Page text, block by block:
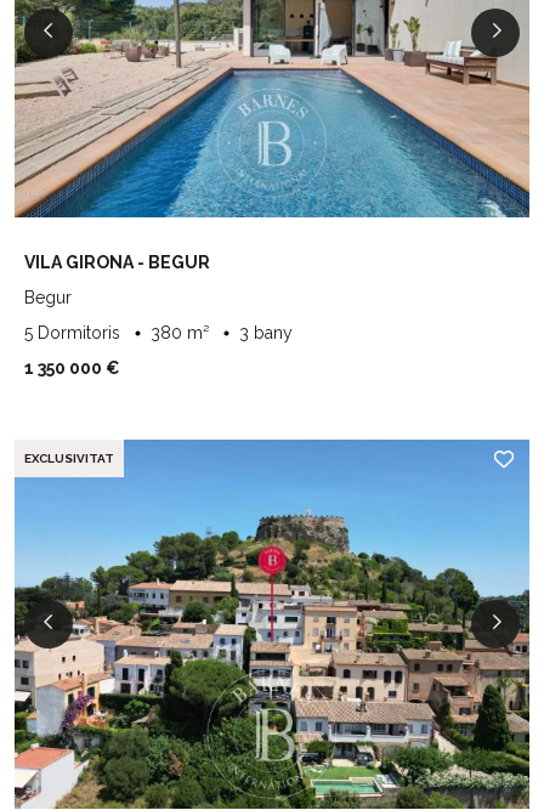
VILA GIRONA - BEGUR
Begur
5 Dormitoris
380 m²
3 bany
1 350 000 €
EXCLUSIVITAT